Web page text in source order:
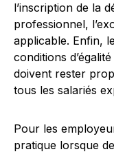
l’inscription de la
professionnel,
applicable. Enfin,
conditions
doivent rester
tous les salariés
Pour les
pratique lorsque